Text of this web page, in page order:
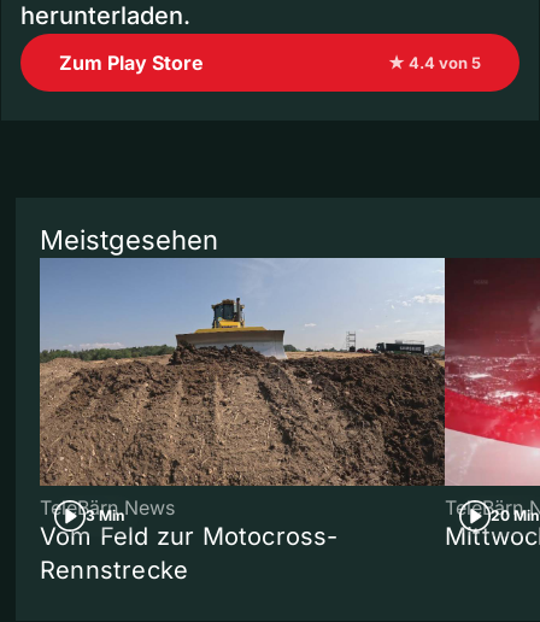
herunterladen.
Zum Play Store ★ 4.4 von 5
Meistgesehen
3 Min
TeleBärn News
Vom Feld zur Motocross-
Rennstrecke
20 Min
TeleBärn